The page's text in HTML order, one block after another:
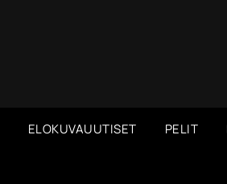
ELOKUVAUUTISET PELIT